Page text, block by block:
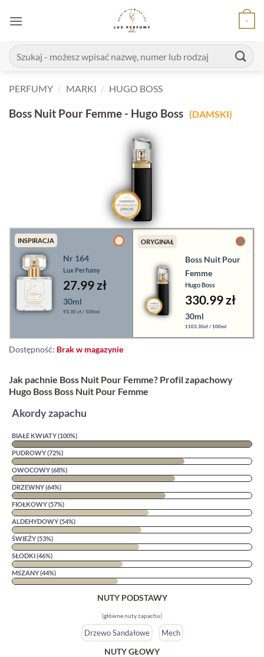
-
Szukaj:
PERFUMY / MARKI / HUGO BOSS
Boss Nuit Pour Femme - Hugo Boss (DAMSKI)
INSPIRACJA
Nr 164
Lux Perfumy
27.99 zł
30ml
93.30 zł / 100ml
ORYGINAŁ
Boss Nuit Pour
Femme
Hugo Boss
330.99 zł
30ml
1103.30zł / 100ml
Dostępność: Brak w magazynie
Jak pachnie Boss Nuit Pour Femme? Profil zapachowy
Hugo Boss Boss Nuit Pour Femme
Akordy zapachu
BIAŁE KWIATY (100%)
PUDROWY (72%)
OWOCOWY (68%)
DRZEWNY (64%)
FIOŁKOWY (57%)
ALDEHYDOWY (54%)
ŚWIEŻY (53%)
SŁODKI (46%)
MSZANY (44%)
NUTY PODSTAWY
(główne nuty zapachu)
Drzewo Sandałowe Mech
NUTY GŁOWY